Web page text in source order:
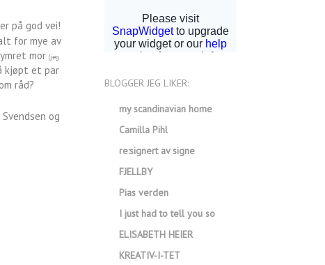
på god vei!
for mye av
mor (jeg
kjøpt et par
råd?
og
BLOGGER JEG LIKER:
my scandinavian home
Camilla Pihl
re:signert av signe
FJELLBY
Pias verden
I just had to tell you so
ELISABETH HEIER
KREATIV-I-TET